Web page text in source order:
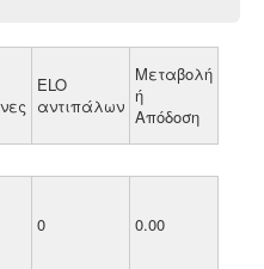
ELO
αντιπάλων
Μεταβολή
ή
Απόδοση
0 0.00